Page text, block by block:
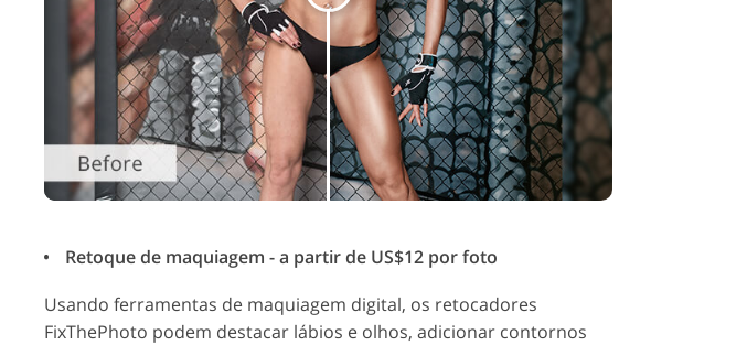
Retoque de maquiagem - a partir de US$12 por foto
Usando ferramentas de maquiagem digital, os retocadores
FixThePhoto podem destacar lábios e olhos, adicionar contornos